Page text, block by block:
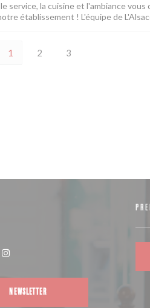
service, la cuisine et l'ambiance
établissement ! L'équipe de
1 2 3
NEWSLETTER